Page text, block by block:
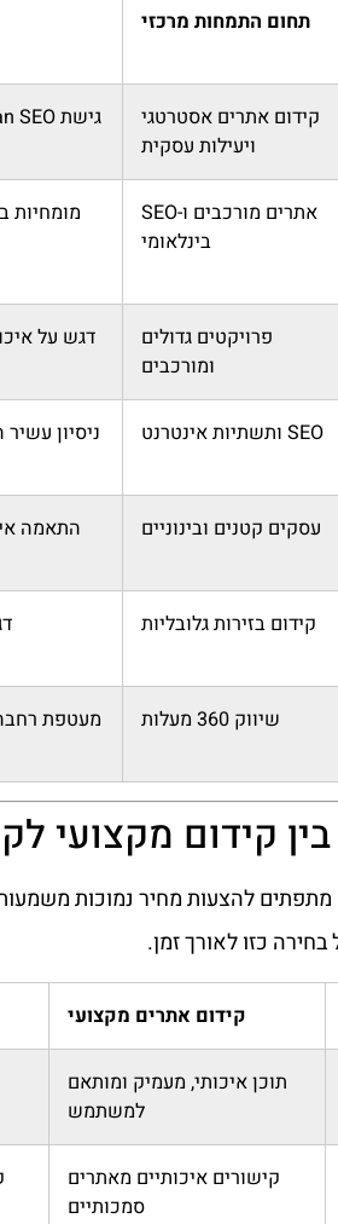
תחום התמחות מרכזי
קידום אתרים אסטרטגי
ויעילות עסקית
אתרים מורכבים ו-SEO
בינלאומי
מומחיות
פרויקטים גדולים
ומורכבים
דגש על
SEO ותשתיות אינטרנט
ניסיון
עסקים קטנים ובינוניים
התאמה
קידום בזירות גלובליות
שיווק 360 מעלות
מעטפת
קידום מקצועי
מתפתים להצעות מחיר נמוכות
כזו לאורך זמן.
קידום אתרים מקצועי
תוכן איכותי, מעמיק ומותאם
למשתמש
קישורים איכותיים מאתרים
סמכותיים